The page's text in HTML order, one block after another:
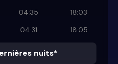
04:35
18:03
04:31 18:05
nuits*